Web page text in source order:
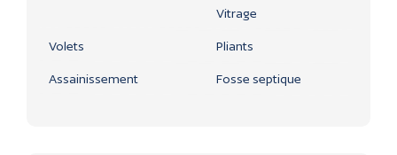
Vitrage
Volets Pliants
Assainissement Fosse septique